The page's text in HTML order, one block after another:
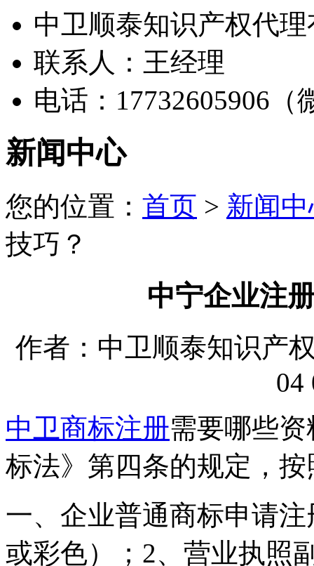
中卫顺泰知识产权代
联系人：王经理
电话：17732605906（
新闻中心
您的位置： 首页 > 新闻
技巧？
中宁企业注
作者：中卫顺泰知识产
04
中卫商标注册需要哪些
标法》第四条的规定，
一、企业普通商标申请
或彩色）；2、营业执照